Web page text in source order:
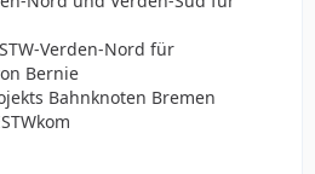
Verden-Nord für
Bernie
Bahnknoten Bremen